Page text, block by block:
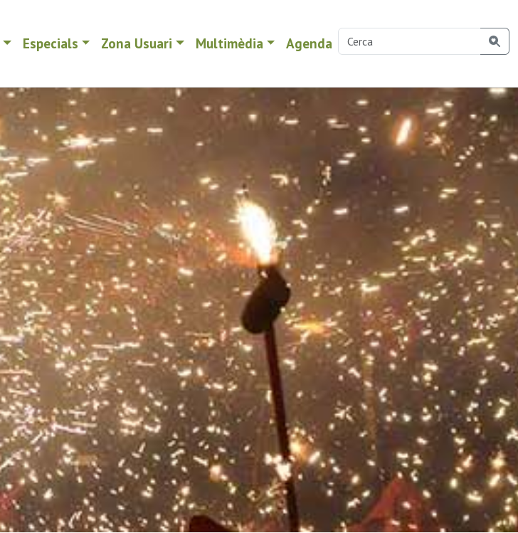
Especials Zona Usuari Multimèdia Agenda